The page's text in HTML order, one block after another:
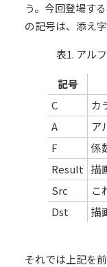
う。今回登場す
の記号は、添え
表1. アル
記号
C
カ
A
ア
F
係
Result 描
Src
こ
Dst
描
それでは上記を